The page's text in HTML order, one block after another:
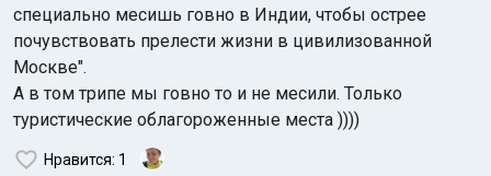
специально месишь говно в Индии, чтобы острее
почувствовать прелести жизни в цивилизованной
Москве".
А в том трипе мы говно то и не месили. Только
туристические облагороженные места ))))
Нравится: 1